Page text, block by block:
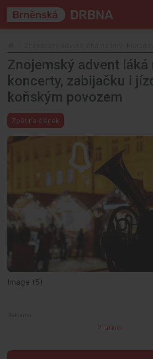
Znojemský advent láká
koncerty, zabijačku i
koňským povozem
Zpět na článek
Image (5)
Premium